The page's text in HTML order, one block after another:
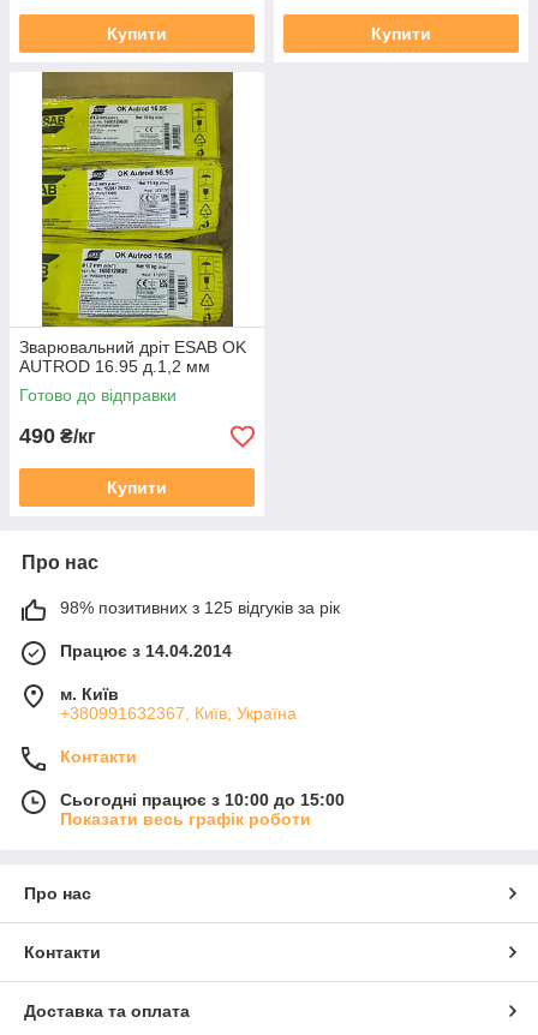
Купити Купити
Зварювальний дріт ESAB OK
AUTROD 16.95 д.1,2 мм
Готово до відправки
490 ₴/кг
Купити
Про нас
98% позитивних з 125 відгуків за рік
Працює з 14.04.2014
м. Київ
+380991632367, Київ, Україна
Контакти
Сьогодні працює з 10:00 до 15:00
Показати весь графік роботи
Про нас
Контакти
Доставка та оплата